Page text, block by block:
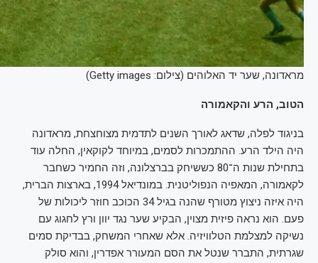
מראדונה, שער יד האלוהים (צילום: Getty images)
הטוב, הרע והקאמורה
בניגוד לפלה, שדאג לאורך השנים לתדמית מצוחצחת, מראדונה
היה הילד הרע. ההתמכרות לסמים, במיוחד לקוקאין, החלה עוד
בתחילת שנות ה־80 כששיחק בברצלונה, וזה החמיר כשחבר
לקאמורה, המאפיה הנפוליטנית. במונדיאל 1994, בארצות הברית,
היה איזה ניצוץ מטורף שהנה בגיל 34 הכוכב חוזר ליכולות של
פעם. הוא נראה פיזית מצוין, הבקיע שער נגד יוון ורץ לחגוג עם
נשיקה למצלמת הטלוויזיה. אלא שאחרי המשחק, בבדיקת סמים
שגרתית, התברר שנטל את הסם המעורר אפדרין, והוא סולק